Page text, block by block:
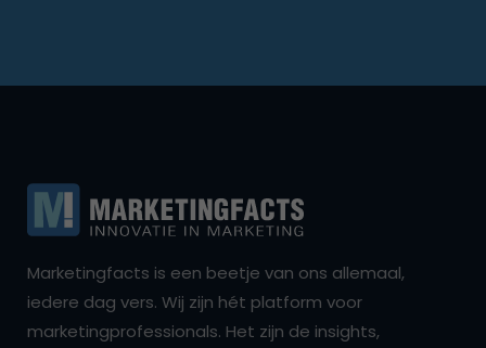
Marketingfacts is een beetje van ons allemaal,
iedere dag vers. Wij zijn hét platform voor
marketingprofessionals. Het zijn de insights,